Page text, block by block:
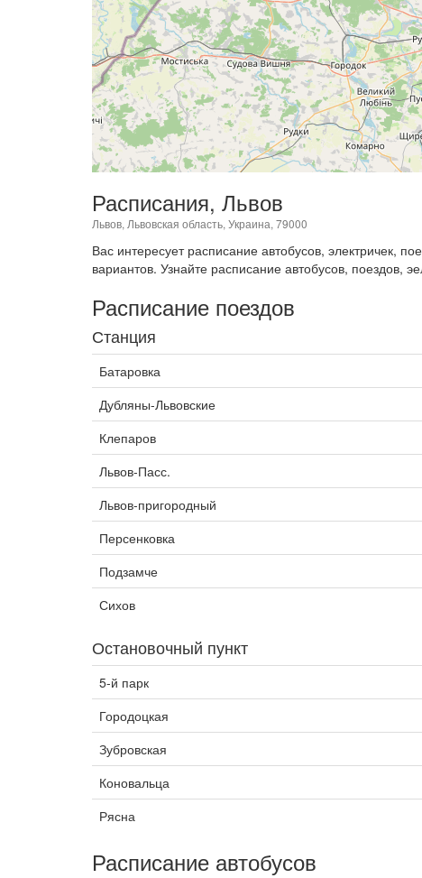
Расписания, Львов
Львов, Львовская область, Украина, 79000
Вас интересует расписание автобусов, электричек,
вариантов. Узнайте расписание автобусов, поездов,
Расписание поездов
Станция
Батаровка
Дубляны-Львовские
Клепаров
Львов-Пасс.
Львов-пригородный
Персенковка
Подзамче
Сихов
Остановочный пункт
5-й парк
Городоцкая
Зубровская
Коновальца
Рясна
Расписание автобусов